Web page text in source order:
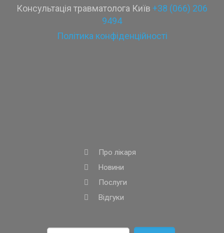
Консультація травматолога Київ +38 (066) 206
9494
Політика конфіденційності
Про лікаря
Новини
Послуги
Відгуки